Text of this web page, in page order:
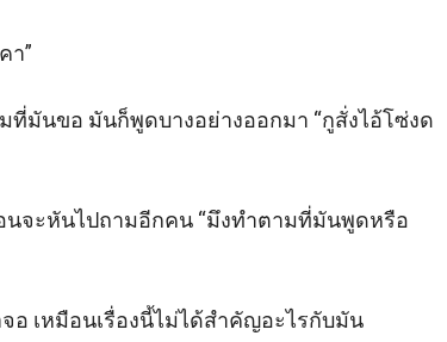
า”
มันขอ มันก็พูดบางอย่างออกมา “กูสั่งไอ้โซ่งด
นจะหันไปถามอีกคน “มึงทำตามที่มันพูดหรือ
อ เหมือนเรื่องนี้ไม่ได้สำคัญอะไรกับมัน